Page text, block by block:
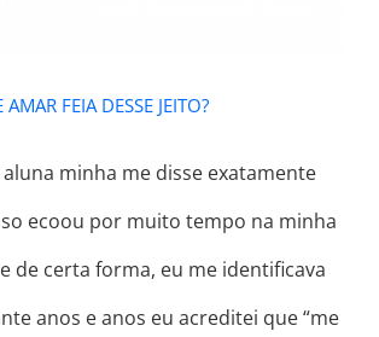
FEIA DESSE JEITO?
minha me disse exatamente
ecoou por muito tempo na minha
de certa forma, eu me identificava
anos e anos eu acreditei que “me